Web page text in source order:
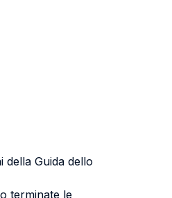
della Guida dello
terminate le